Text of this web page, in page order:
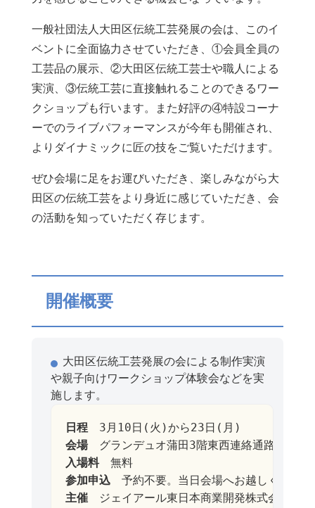
一般社団法人大田区伝統工芸発展の会は、このイ
ベントに全面協力させていただき、①会員全員の
工芸品の展示、②大田区伝統工芸士や職人による
実演、③伝統工芸に直接触れることのできるワー
クショップも行います。また好評の④特設コーナ
ーでのライブパフォーマンスが今年も開催され、
よりダイナミックに匠の技をご覧いただけます。
ぜひ会場に足をお運びいただき、楽しみながら大
田区の伝統工芸をより 身近に感じていただき、会
の活動を知っていただく存じます。
開催概要
大田区伝統工芸発展の会による制作実演
や親子向けワークショップ体験会などを実
施します。
日程
会場
入場料
無料
参加申込
主催